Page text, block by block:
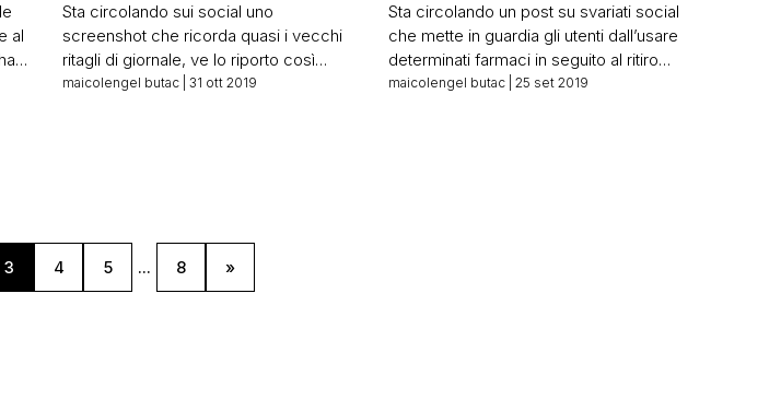
al
Sta circolando sui social uno
screenshot che ricorda quasi i vecchi
ritagli di giornale, ve lo riporto così
come me l’avete mandato. Non c’è
maicolengel butac | 31 ott 2019
Sta circolando un post su svariati social
che mette in guardia gli utenti dall’usare
determinati farmaci in seguito al ritiro
disposto dall’AIFA. Il post fa un lungo
maicolengel butac| 25 set 2019
3 4 5 ... 8 »